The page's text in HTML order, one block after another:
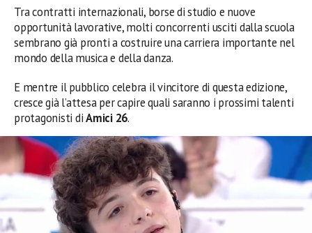
Tra contratti internazionali, borse di studio e nuove
opportunità lavorative, molti concorrenti usciti dalla scuola
sembrano già pronti a costruire una carriera importante nel
mondo della musica e della danza.
E mentre il pubblico celebra il vincitore di questa edizione,
cresce già l’attesa per capire quali saranno i prossimi talenti
protagonisti diAmici 26.